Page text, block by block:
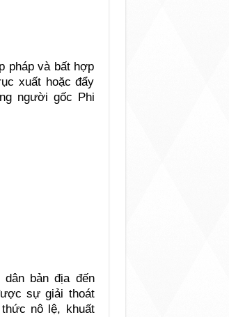
pháp và bất hợp
xuất hoặc đẩy
người gốc Phi
bản địa đến
sự giải thoát
nô lệ, khuất